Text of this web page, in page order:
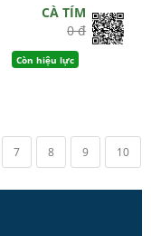
CÀ TÍM
0 đ
Còn hiệu lực
7 8 9 10